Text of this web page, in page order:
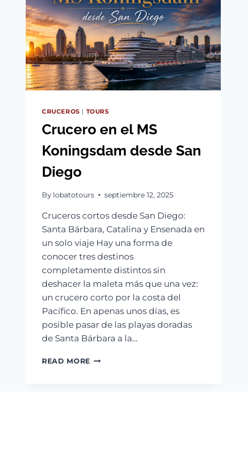
CRUCEROS | TOURS
Crucero en el MS
Koningsdam desde San
Diego
By lobatotours septiembre 12, 2025
Cruceros cortos desde San Diego:
Santa Bárbara, Catalina y Ensenada en
un solo viaje Hay una forma de
conocer tres destinos
completamente distintos sin
deshacer la maleta más que una vez:
un crucero corto por la costa del
Pacífico. En apenas unos días, es
posible pasar de las playas doradas
de Santa Bárbara a la…
READ MORE CRUCERO